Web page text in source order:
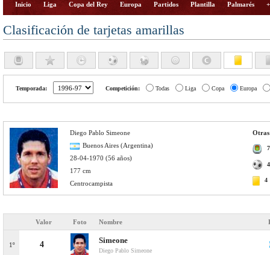
Inicio Liga Copa del Rey Europa Partidos Plantilla Palmarés
Clasificación de tarjetas amarillas
Temporada: Competición: Todas Liga Copa Europa
Otras
7
4
4
Diego Pablo Simeone
Buenos Aires (Argentina)
28-04-1970 (56 años)
177 cm
Centrocampista
Valor Foto Nombre
1º 4 Simeone
Diego Pablo Simeone